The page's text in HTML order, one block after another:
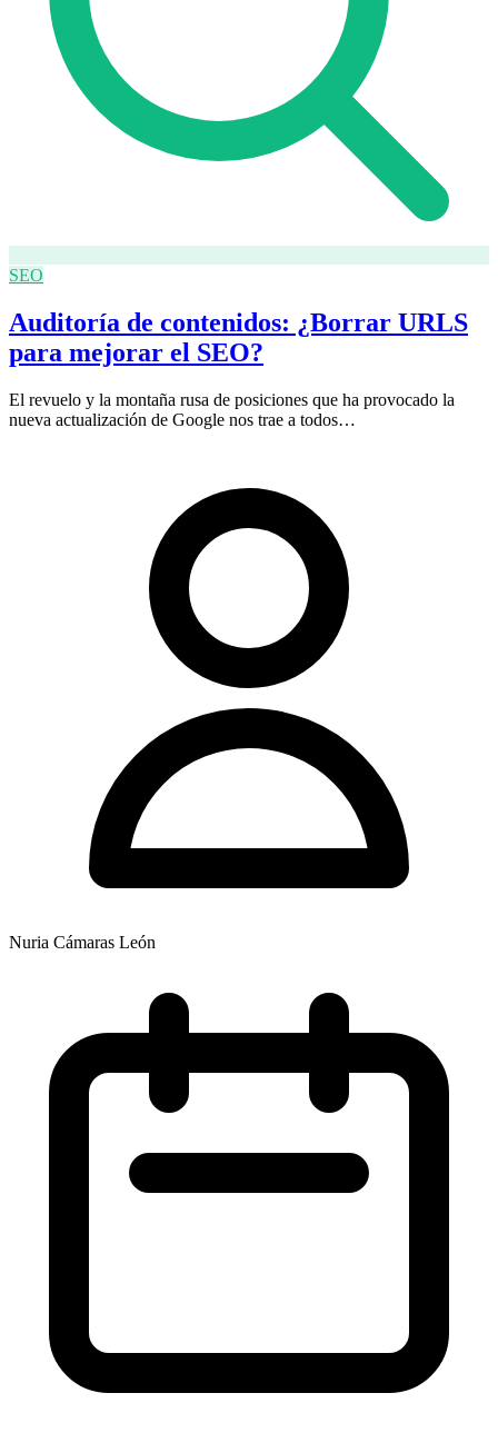
SEO
Auditoría de contenidos: ¿Borrar URLS
para mejorar el SEO?
El revuelo y la montaña rusa de posiciones que ha provocado la
nueva actualización de Google nos trae a todos…
Nuria Cámaras León